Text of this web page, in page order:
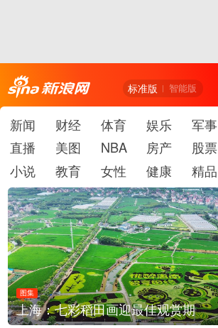
标准版 智能版
新闻 财经 体育 娱乐 军事
直播
美图 NBA 房产 股票
小说
教育 女性 健康 精品
图集
上海：七彩稻田画迎最佳观赏期